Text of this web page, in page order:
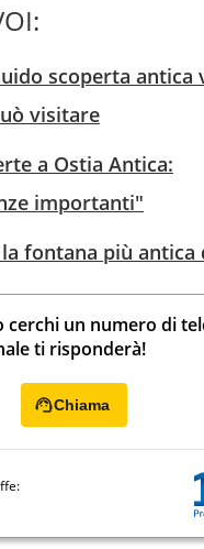
scoperta antica
visitare
a Ostia Antica:
importanti"
fontana più antica
cerchi un numero di
ti risponderà!
Chiama